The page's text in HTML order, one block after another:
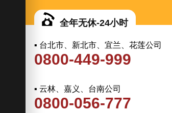
全年无休-24小时
▪ 台北市、新北市、宜兰、花莲公司
0800-449-999
▪ 云林、嘉义、台南公司
0800-056-777